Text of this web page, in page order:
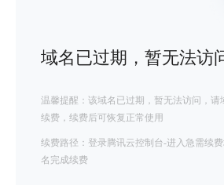
域名已过期，暂无法访
温馨提醒：该域名已过期，暂无法访问，请
续费，续费后可恢复正常使用
续费路径：登录腾讯云控制台-进入急需续
名完成续费